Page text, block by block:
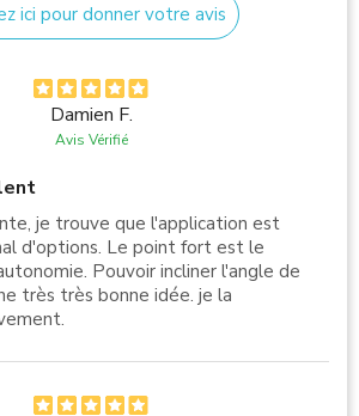
ici pour donner votre avis
Damien F.
Avis Vérifié
je trouve que l'application est
d'options. Le point fort est le
Pouvoir incliner l'angle de
très très bonne idée. je la